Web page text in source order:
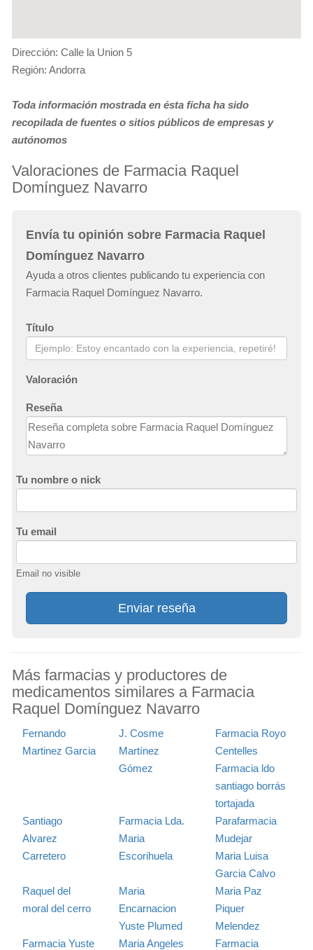
Dirección: Calle la Union 5
Región: Andorra
Toda información mostrada en ésta ficha ha sido
recopilada de fuentes o sitios públicos de empresas y
autónomos
Valoraciones de Farmacia Raquel
Domínguez Navarro
Envía tu opinión sobre Farmacia Raquel
Domínguez Navarro
Ayuda a otros clientes publicando tu experiencia con
Farmacia Raquel Domínguez Navarro.
Título
Valoración
Reseña
Tu nombre o nick
Tu email
Email no visible
Enviar reseña
Más farmacias y productores de
medicamentos similares a Farmacia
Raquel Domínguez Navarro
Fernando
Martinez Garcia
J. Cosme
Martínez
Gómez
Farmacia Royo
Centelles
Farmacia ldo
santiago borrás
tortajada
Santiago
Alvarez
Carretero
Farmacia Lda.
Maria
Escorihuela
Parafarmacia
Mudejar
Maria Luisa
Garcia Calvo
Raquel del
moral del cerro
Maria
Encarnacion
Yuste Plumed
Maria Paz
Piquer
Melendez
Farmacia Yuste
Maria Angeles
Farmacia